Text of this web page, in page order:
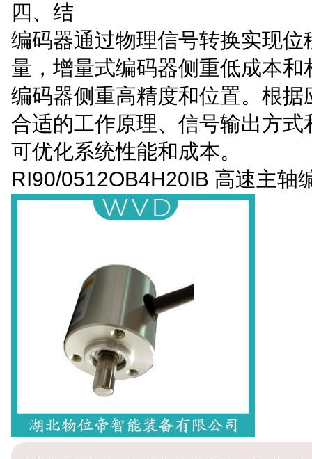
四、结
编码器通过物理信号转换实现位
量，增量式编码器侧重低成本和
编码器侧重高精度和位置。根据
合适的工作原理、信号输出方式
可优化系统性能和成本。
RI90/0512OB4H20IB 高速主轴